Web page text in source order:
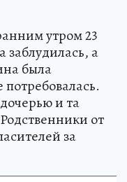
утром 23
а
была
и та
от
за